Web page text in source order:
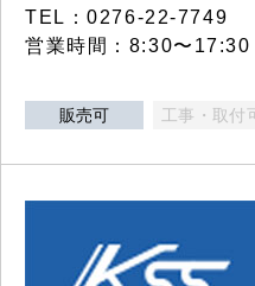
TEL：0276-22-7749
営業時間：8:30〜17:30
販売可 工事・取付